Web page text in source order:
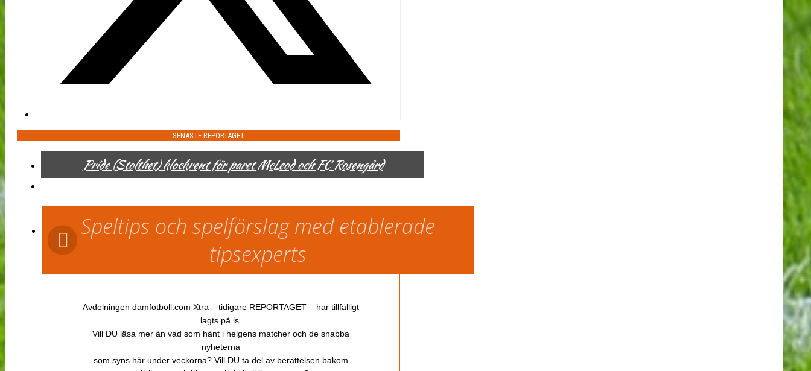
SENASTE REPORTAGET
Pride (Stolthet) klockrent för paret McLeod och FC Rosengård
Speltips och spelförslag med etablerade
tipsexperts
Avdelningen damfotboll.com Xtra – tidigare REPORTAGET – har tillfälligt
lagts på is.
Vill DU läsa mer än vad som hänt i helgens matcher och de snabba
nyheterna
som syns här under veckorna? Vill DU ta del av berättelsen bakom